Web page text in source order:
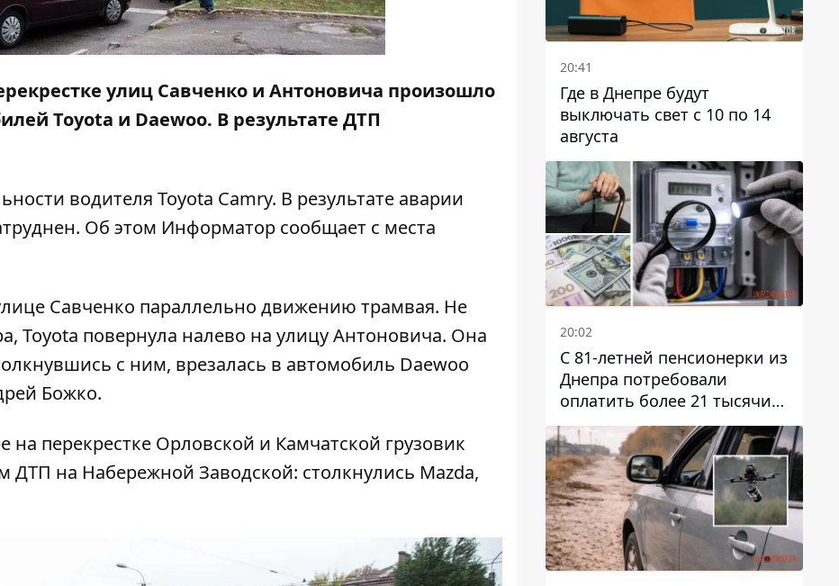
улиц Савченко и Антоновича произошло
Toyota и Daewoo. В результате ДТП
водителя Toyota Camry. В результате аварии
Об этом Информатор сообщает с места
Савченко параллельно движению трамвая. Не
Toyota повернула налево на улицу Антоновича. Она
с ним, врезалась в автомобиль Daewoo
Божко.
на перекрестке Орловской и Камчатской грузовик
ДТП на Набережной Заводской: столкнулись Mazda,
20:41
Где в Днепре будут
выключать свет с 10 по 14
августа
20:02
С 81-летней пенсионерки из
Днепра потребовали
оплатить более 21 тысячи
гривен за "вмешательство в
работу счетчика"